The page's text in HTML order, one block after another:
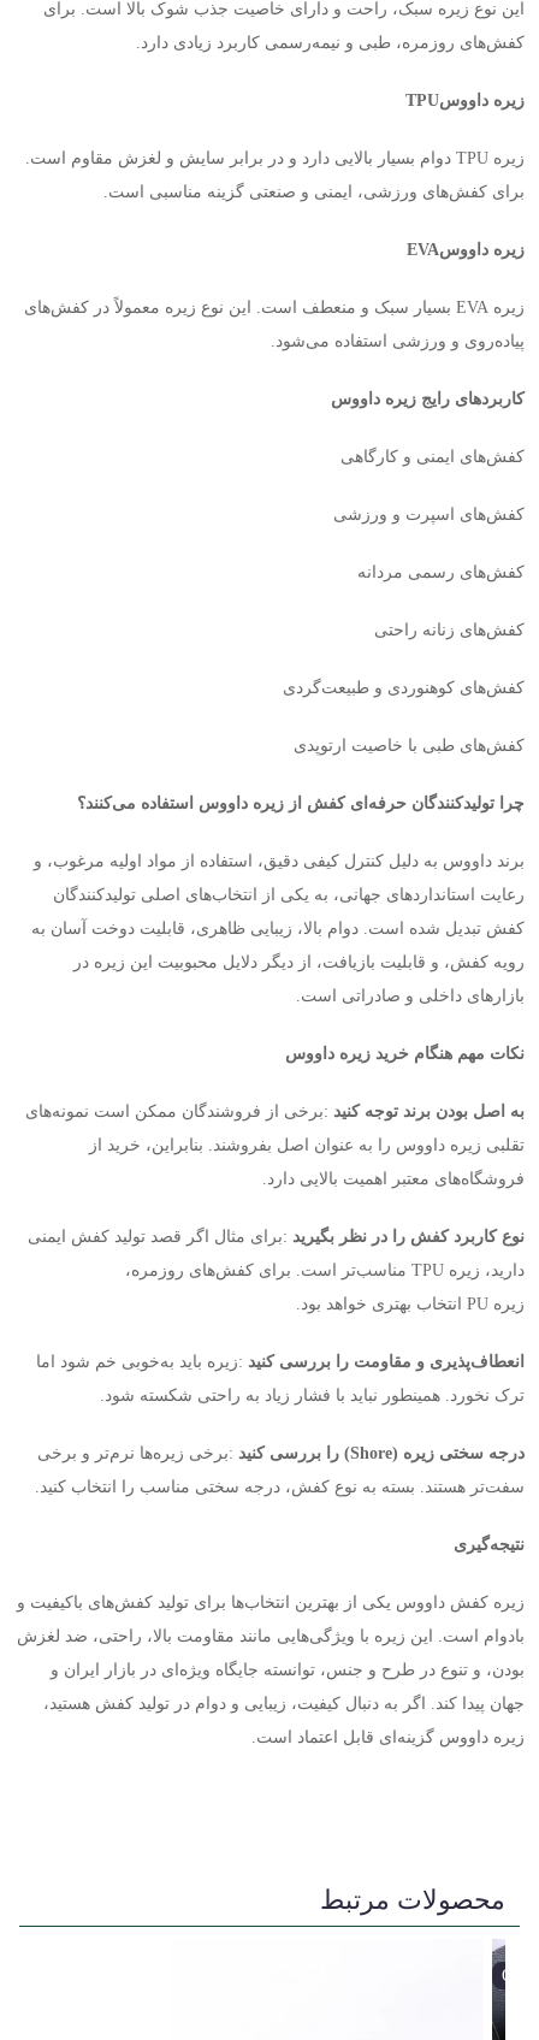
این نوع زیره سبک، راحت و دارای خاصیت جذب شوک بالا است. برای
کفش‌های روزمره، طبی و نیمه‌رسمی کاربرد زیادی دارد.
زیره داووسTPU
زیره TPU دوام بسیار بالایی دارد و در برابر سایش و لغزش مقاوم است.
برای کفش‌های ورزشی، ایمنی و صنعتی گزینه مناسبی است.
زیره داووسEVA
زیره EVA بسیار سبک و منعطف است. این نوع زیره معمولاً در کفش‌های
پیاده‌روی و ورزشی استفاده می‌شود.
کاربردهای رایج زیره داووس
کفش‌های ایمنی و کارگاهی
کفش‌های اسپرت و ورزشی
کفش‌های رسمی مردانه
کفش‌های زنانه راحتی
کفش‌های کوهنوردی و طبیعت‌گردی
کفش‌های طبی با خاصیت ارتوپدی
چرا تولیدکنندگان حرفه‌ای کفش از زیره داووس استفاده می‌کنند؟
برند داووس به دلیل کنترل کیفی دقیق، استفاده از مواد اولیه مرغوب، و
رعایت استانداردهای جهانی، به یکی از انتخاب‌های اصلی تولیدکنندگان
کفش تبدیل شده است. دوام بالا، زیبایی ظاهری، قابلیت دوخت آسان به
رویه کفش، و قابلیت بازیافت، از دیگر دلایل محبوبیت این زیره در
بازارهای داخلی و صادراتی است.
نکات مهم هنگام خرید زیره داووس
به اصل بودن برند توجه کنید :برخی از فروشندگان ممکن است نمونه‌های
تقلبی زیره داووس را به عنوان اصل بفروشند. بنابراین، خرید از
فروشگاه‌های معتبر اهمیت بالایی دارد.
نوع کاربرد کفش را در نظر بگیرید :برای مثال اگر قصد تولید کفش ایمنی
دارید، زیره TPU مناسب‌تر است. برای کفش‌های روزمره،
زیره PU انتخاب بهتری خواهد بود.
انعطاف‌پذیری و مقاومت را بررسی کنید :زیره باید به‌خوبی خم شود اما
ترک نخورد. همینطور نباید با فشار زیاد به راحتی شکسته شود.
درجه سختی زیره (Shore) را بررسی کنید :برخی زیره‌ها نرم‌تر و برخی
سفت‌تر هستند. بسته به نوع کفش، درجه سختی مناسب را انتخاب کنید.
نتیجه‌گیری
زیره کفش داووس یکی از بهترین انتخاب‌ها برای تولید کفش‌های باکیفیت و
بادوام است. این زیره با ویژگی‌هایی مانند مقاومت بالا، راحتی، ضد لغزش
بودن، و تنوع در طرح و جنس، توانسته جایگاه ویژه‌ای در بازار ایران و
جهان پیدا کند. اگر به دنبال کیفیت، زیبایی و دوام در تولید کفش هستید،
زیره داووس گزینه‌ای قابل اعتماد است.
محصولات مرتبط
OFF